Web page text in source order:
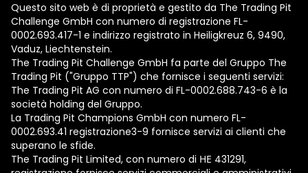
Questo sito web è di proprietà e gestito da The Trading Pit
Challenge GmbH con numero di registrazione FL-
0002.693.417-1 e indirizzo registrato in Heiligkreuz 6, 9490,
Vaduz, Liechtenstein.
The Trading Pit Challenge GmbH fa parte del Gruppo The
Trading Pit ("Gruppo TTP") che fornisce i seguenti servizi:
The Trading Pit AG con numero di FL-0002.688.743-6 è la
società holding del Gruppo.
La Trading Pit Champions GmbH con numero FL-
0002.693.41 registrazione3-9 fornisce servizi ai clienti che
superano le sfide.
The Trading Pit Limited, con numero di ΗΕ 431291,